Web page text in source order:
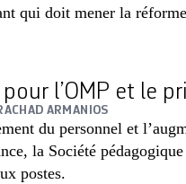
qui doit mener la
l’OMP et le
ARMANIOS
du personnel et
la Société
postes.